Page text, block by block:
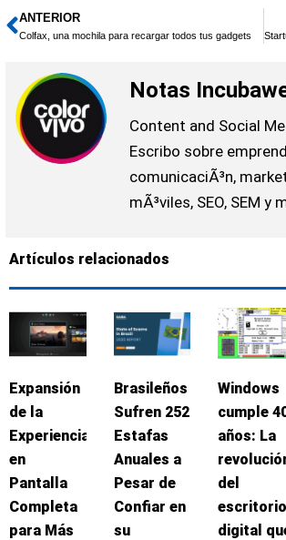
Ant
ANTERIOR
Colfax, una mochila para recargar todos tus gadgets
Notas
Content and Social
Escribo sobre
comunicaciÃ³n,
mÃ³viles, SEO, SEM y
Artículos relacionados
Expansión
de la
Experiencia
en
Pantalla
Completa
para Más
Brasileños
Sufren 252
Estafas
Anuales a
Pesar de
Confiar en
su
Windows
cumple
años: La
del
escritorio
digital